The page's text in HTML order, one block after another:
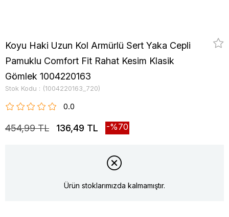
Koyu Haki Uzun Kol Armürlü Sert Yaka Cepli
Pamuklu Comfort Fit Rahat Kesim Klasik
Gömlek 1004220163
Stok Kodu (1004220163_720)
0.0
454,99 TL 136,49 TL 70
Ürün stoklarımızda kalmamıştır.